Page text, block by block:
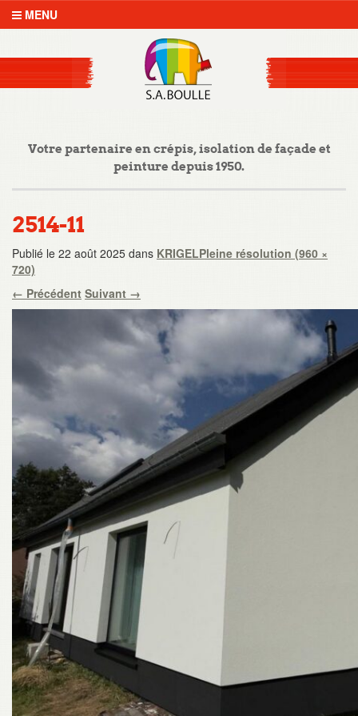
MENU
Votre partenaire en crépis, isolation de façade et
peinture depuis 1950.
2514-11
Publié le 22 août 2025 dans KRIGELPleine résolution (960 ×
720)
← Précédent Suivant →